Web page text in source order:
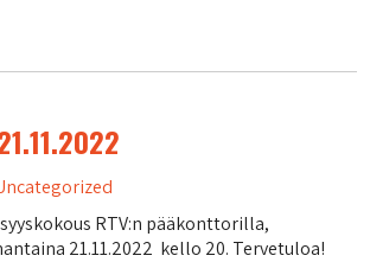
RTV:n pääkonttorilla,
21.11.2022 kello 20. Tervetuloa!